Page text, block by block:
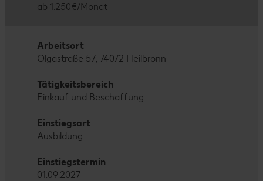
ab 1.250€/Monat
Arbeitsort
Olgastraße 57, 74072 Heilbronn
Tätigkeitsbereich
Einkauf und Beschaffung
Einstiegsart
Ausbildung
Einstiegstermin
01.09.2027